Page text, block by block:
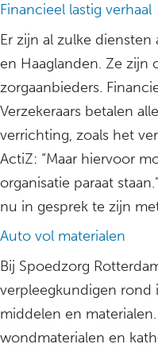
Financieel lastig verhaal
Er zijn al zulke diensten
en Haaglanden. Ze zijn
zorgaanbieders.
Verzekeraars betalen
verrichting, zoals het
ActiZ: “Maar hiervoor
organisatie paraat
nu in gesprek te zijn
Auto vol materialen
Bij Spoedzorg
verpleegkundigen rond
middelen en
wondmaterialen en